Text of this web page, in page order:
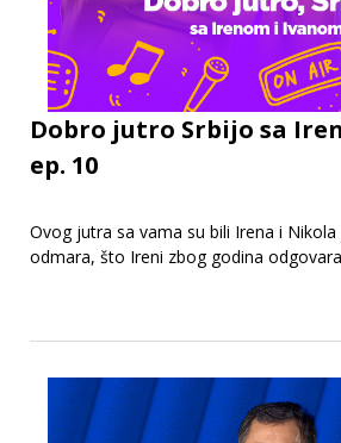
Dobro jutro Srbijo sa
ep. 10
Ovog jutra sa vama su bili Irena i
odmara, što Ireni zbog godina odgovara